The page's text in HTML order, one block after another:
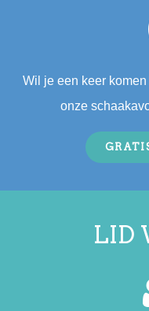
Wil je een keer
onze
LID